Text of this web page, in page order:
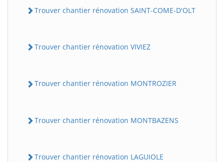
Trouver chantier rénovation SAINT-COME-D'OLT
Trouver chantier rénovation VIVIEZ
Trouver chantier rénovation MONTROZIER
Trouver chantier rénovation MONTBAZENS
Trouver chantier rénovation LAGUIOLE